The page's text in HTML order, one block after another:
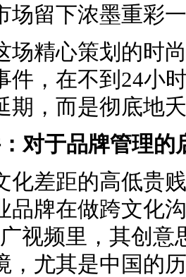
场留下浓墨重彩
场精心策划的时
件，在不到24小
期，而是彻底地
对于品牌管理的
化差距的高低贵
品牌在做跨文化
视频里，其创
，尤其是中国的